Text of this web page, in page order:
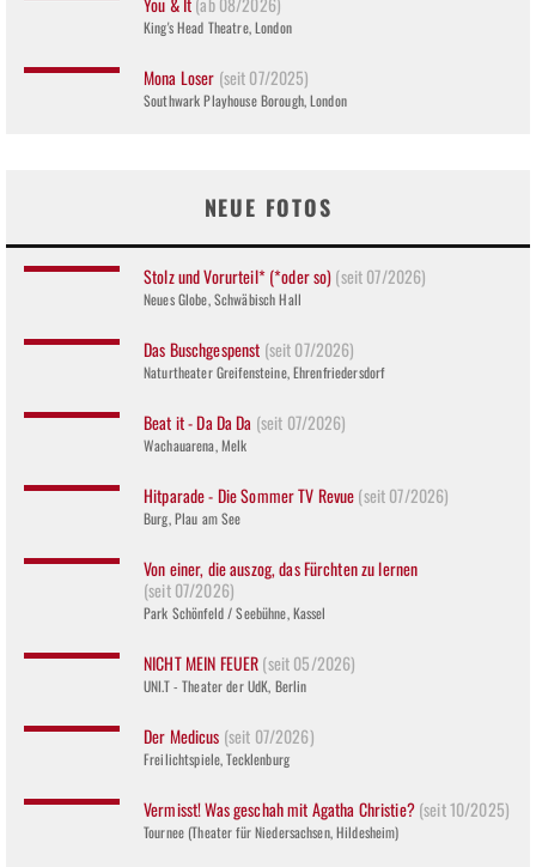
King's Head Theatre, London
Mona Loser (seit 07/2025)
Southwark Playhouse Borough, London
NEUE FOTOS
Stolz und Vorurteil* (*oder so)(seit 07/2026)
Neues Globe, Schwäbisch Hall
Das Buschgespenst (seit 07/2026)
Naturtheater Greifensteine, Ehrenfriedersdorf
Beat it - Da Da Da (seit 07/2026)
Wachauarena, Melk
Hitparade - Die Sommer TV Revue(seit 07/2026)
Burg, Plau am See
Von einer, die auszog, das Fürchten zu lernen
(seit 07/2026)
Park Schönfeld / Seebühne, Kassel
NICHT MEIN FEUER(seit 05/2026)
UNI.T - Theater der UdK, Berlin
Der Medicus (seit 07/2026)
Freilichtspiele, Tecklenburg
Vermisst! Was geschah mit Agatha Christie?(seit 10/2025)
Tournee (Theater für Niedersachsen, Hildesheim)